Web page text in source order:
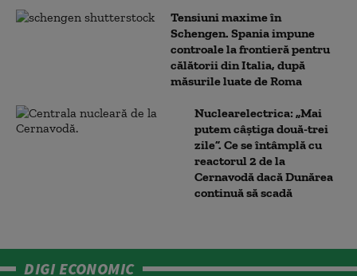
Tensiuni maxime în
Schengen. Spania impune
controale la frontieră pentru
călătorii din Italia, după
măsurile luate de Roma
Nuclearelectrica: „Mai
putem câștiga două-trei
zile”. Ce se întâmplă cu
reactorul 2 de la
Cernavodă dacă Dunărea
continuă să scadă
DIGI ECONOMIC